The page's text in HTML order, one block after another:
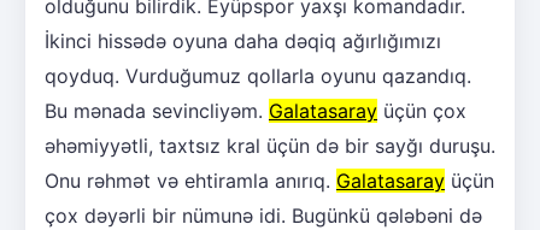
olduğunu bilirdik. Eyüpspor yaxşı komandadır.
İkinci hissədə oyuna daha dəqiq ağırlığımızı
qoyduq. Vurduğumuz qollarla oyunu qazandıq.
Bu mənada sevincliyəm. Galatasaray üçün çox
əhəmiyyətli, taxtsız kral üçün də bir sayğı duruşu.
Onu rəhmət və ehtiramla anırıq. Galatasaray üçün
çox dəyərli bir nümunə idi. Bugünkü qələbəni də